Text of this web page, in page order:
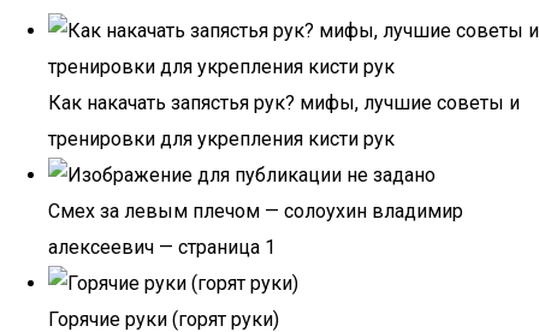
Как накачать запястья рук? мифы, лучшие советы и
тренировки для укрепления кисти рук
Смех за левым плечом — солоухин владимир
алексеевич — страница 1
Горячие руки (горят руки)